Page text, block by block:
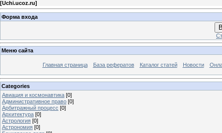
[Uchi.ucoz.ru]
Форма входа
Меню сайта
Главная страница База рефератов Каталог статей Новости
Categories
Авиация и космонавтика [0]
Административное право [0]
Арбитражный процесс [0]
Архитектура [0]
Астрология [0]
Астрономия [0]